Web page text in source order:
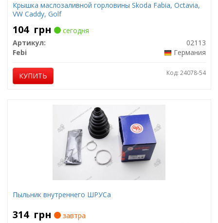
Крышка маслозаливной горловины Skoda Fabia, Octavia,
VW Caddy, Golf
104 грн
сегодня
Артикул:
02113
Febi
Германия
КУПИТЬ Код: 24078-54
Пыльник внутреннего ШРУСа
314 грн
завтра